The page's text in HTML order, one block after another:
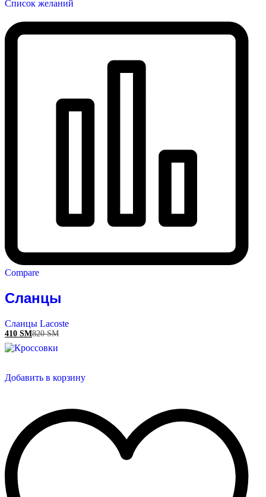
Список желаний
Compare
Сланцы
Сланцы Lacoste
410 ЅМ820ЅМ
Добавить в корзину